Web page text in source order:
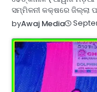
ସମ୍ମିଳନୀ କକ୍ଷରେ ଜିଲ୍ଲା
byAwaj Media